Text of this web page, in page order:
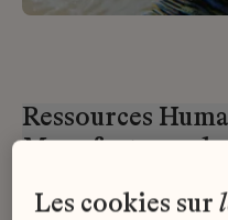
Ressources
Manufactures
les cookies sur